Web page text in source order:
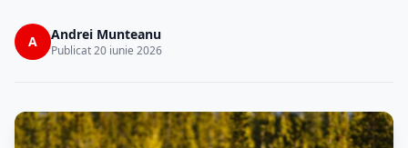
A Andrei Munteanu
Publicat 20 iunie 2026